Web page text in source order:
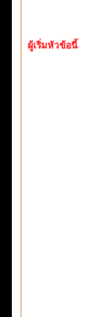
ผู้เริ่มหัวข้อนี้